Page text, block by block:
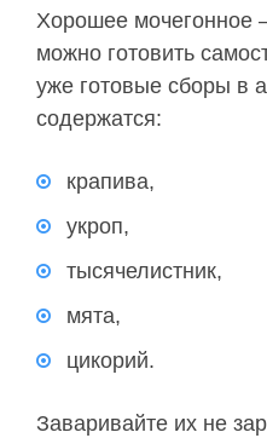
Хорошее мочегонное
можно готовить
уже готовые сборы в
содержатся:
крапива,
укроп,
тысячелистник,
мята,
цикорий.
Заваривайте их не